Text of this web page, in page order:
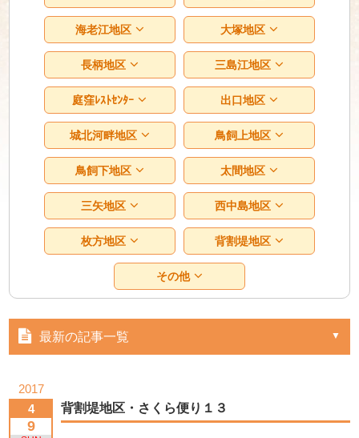
海老江地区 大塚地区
長柄地区 三島江地区
庭窪ﾚｽﾄｾﾝﾀｰ 出口地区
城北河畔地区 鳥飼上地区
鳥飼下地区 太間地区
三矢地区 西中島地区
枚方地区 背割堤地区
その他
最新の記事一覧
2017
4
9
背割堤地区・さくら便り１３